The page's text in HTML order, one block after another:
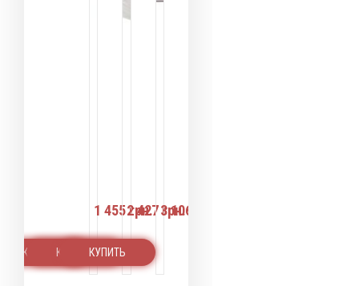
1 455 грн.
КУПИТЬ
2 427 грн.
КУПИТЬ
3 106 грн.
КУПИТЬ